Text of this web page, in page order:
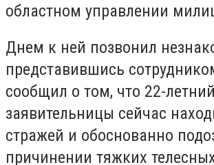
областном управлении
Днем к ней позвонил
представившись
сообщил о том, что 22-
заявительницы сейчас
стражей и обоснованно
причинении тяжких